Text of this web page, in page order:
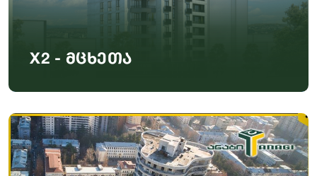
X2 - მცხეთა